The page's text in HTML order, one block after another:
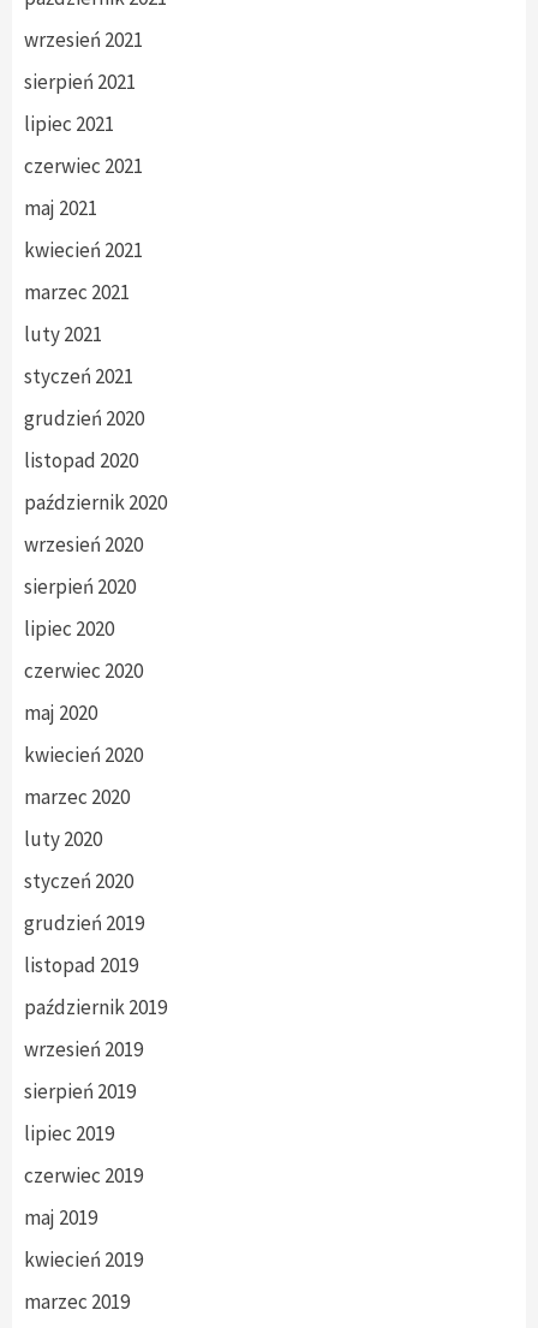
wrzesień 2021
sierpień 2021
lipiec 2021
czerwiec 2021
maj 2021
kwiecień 2021
marzec 2021
luty 2021
styczeń 2021
grudzień 2020
listopad 2020
październik 2020
wrzesień 2020
sierpień 2020
lipiec 2020
czerwiec 2020
maj 2020
kwiecień 2020
marzec 2020
luty 2020
styczeń 2020
grudzień 2019
listopad 2019
październik 2019
wrzesień 2019
sierpień 2019
lipiec 2019
czerwiec 2019
maj 2019
kwiecień 2019
marzec 2019